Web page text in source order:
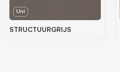
Uni
STRUCTUURGRIJS